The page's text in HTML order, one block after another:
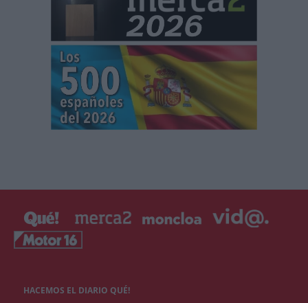
HACEMOS EL DIARIO QUÉ!